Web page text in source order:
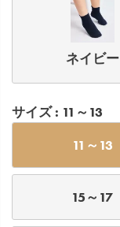
ネイビー
サイズ 11～13
11～13
15～17